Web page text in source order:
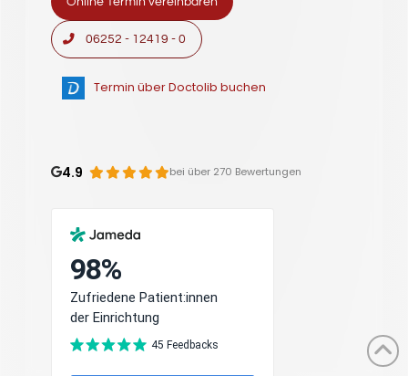
06252 - 12419 - 0
Termin über Doctolib buchen
4.9 bei über 270 Bewertungen